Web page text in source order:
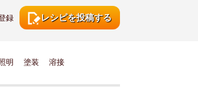
レシピを投稿する
録
明 塗装 溶接